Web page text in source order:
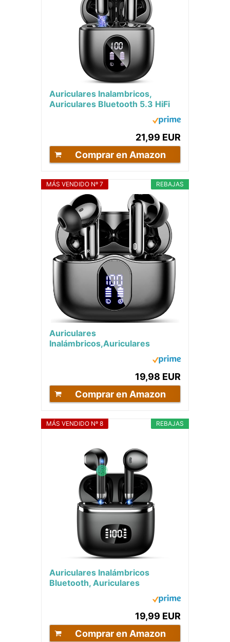
Auriculares Inalambricos,
Auriculares Bluetooth 5.3 HiFi
21,99 EUR
Comprar en Amazon
REBAJAS
MÁS VENDIDO Nº 7
Auriculares
Inalámbricos,Auriculares
Bluetooth 5.3 con HD Micrófono
19,98 EUR
Comprar en Amazon
REBAJAS
MÁS VENDIDO Nº 8
Auriculares Inalámbricos
Bluetooth, Auriculares
Bluetooth 5.3 Con 4 HD Mic HiFi
19,99 EUR
Comprar en Amazon